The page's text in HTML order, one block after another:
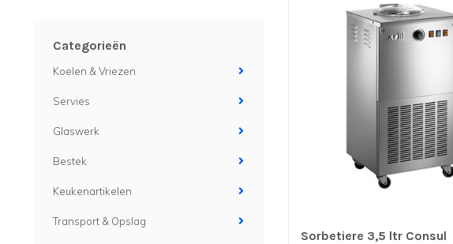
Categorieën
Koelen & Vriezen
Servies
Glaswerk
Bestek
Keukenartikelen
Transport & Opslag
Sorbetiere 3,5 ltr Consul